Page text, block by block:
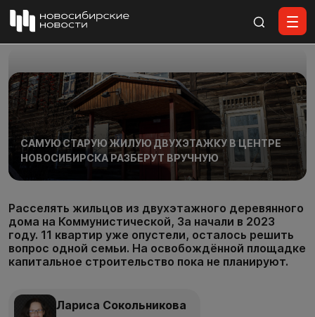
САМУЮ СТАРУЮ ЖИЛУЮ ДВУХЭТАЖКУ В ЦЕНТРЕ
НОВОСИБИРСКА РАЗБЕРУТ ВРУЧНУЮ
Расселять жильцов из двухэтажного деревянного
дома на Коммунистической, 3а начали в 2023
году. 11 квартир уже опустели, осталось решить
вопрос одной семьи. На освобождённой площадке
капитальное строительство пока не планируют.
Лариса Сокольникова